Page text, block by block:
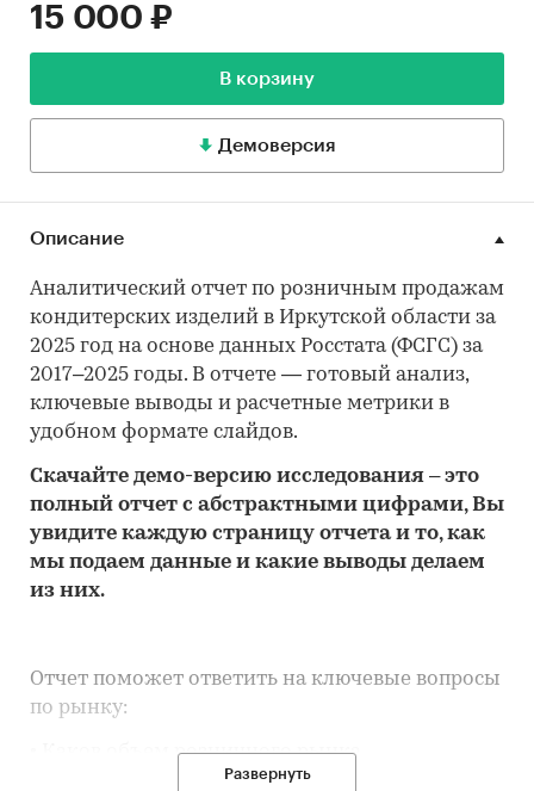
15 000 ₽
В корзину
Демоверсия
Описание
Аналитический отчет по розничным продажам
кондитерских изделий в Иркутской области за
2025 год на основе данных Росстата (ФСГС) за
2017–2025 годы. В отчете — готовый анализ,
ключевые выводы и расчетные метрики в
удобном формате слайдов.
Скачайте демо-версию исследования – это
полный отчет с абстрактными цифрами, Вы
увидите каждую страницу отчета и то,как
мы подаем данные и какие выводы делаем
из них.
Отчет поможет ответить на ключевые вопросы
по рынку:
• Каков объем розничного рынка
кондитерских изделий в Иркутской области,
Развернуть